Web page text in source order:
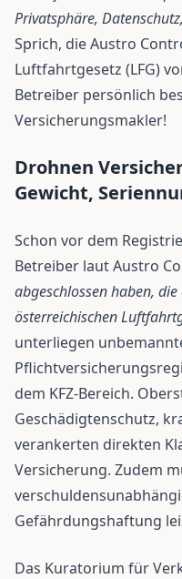
Privatsphäre,
Sprich, die Austro
Luftfahrtgesetz (LFG)
Betreiber persönlich
Versicherungsmakler!
Drohnen
Gewicht,
Schon vor dem
Betreiber laut Austro
abgeschlossen haben,
österreichischen
unterliegen
dem KFZ-Bereich.
Geschädigtenschutz,
verankerten direkten
Versicherung. Zudem
Gefährdungshaftung
Das Kuratorium für